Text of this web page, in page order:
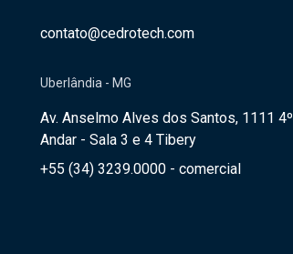
contato@cedrotech.com
Uberlândia - MG
Av. Anselmo Alves dos Santos, 1111 4º
Andar - Sala 3 e 4 Tibery
+55 (34) 3239.0000 - comercial